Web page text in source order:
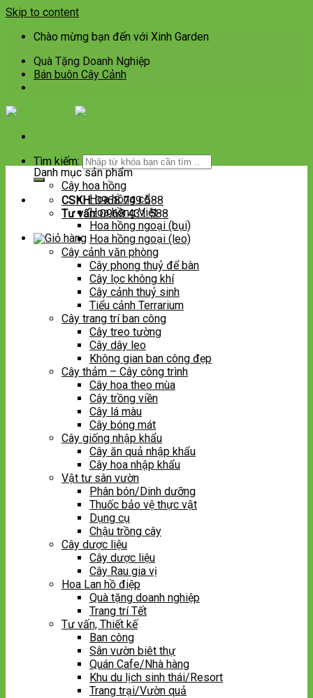
Skip to content
Chào mừng bạn đến với Xinh Garden
Quà Tặng Doanh Nghiệp
Bán buôn Cây Cảnh
Tìm kiếm:
CSKH:0968 749 588
Tư vấn:0968 431 588
Danh mục sản phẩm
Cây hoa hồng
Hoa hồng cổ
Hoa hồng Việt
Hoa hồng ngoại (bụi)
Hoa hồng ngoại (leo)
Cây cảnh văn phòng
Cây phong thuỷ để bàn
Cây lọc không khí
Cây cảnh thuỷ sinh
Tiểu cảnh Terrarium
Cây trang trí ban công
Cây treo tường
Cây dây leo
Không gian ban công đẹp
Cây thảm – Cây công trình
Cây hoa theo mùa
Cây trồng viền
Cây lá màu
Cây bóng mát
Cây giống nhập khẩu
Cây ăn quả nhập khẩu
Cây hoa nhập khẩu
Vật tư sân vườn
Phân bón/Dinh dưỡng
Thuốc bảo vệ thực vật
Dụng cụ
Chậu trồng cây
Cây dược liệu
Cây dược liệu
Cây Rau gia vị
Hoa Lan hồ điệp
Quà tặng doanh nghiệp
Trang trí Tết
Tư vấn, Thiết kế
Ban công
Sân vườn biêt thự
Quán Cafe/Nhà hàng
Khu du lịch sinh thái/Resort
Trang trại/Vườn quả